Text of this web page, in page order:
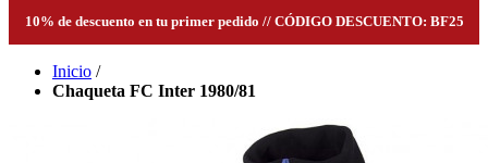
10% de descuento en tu primer pedido // CÓDIGO DESCUENTO: BF25
Inicio /
Chaqueta FC Inter 1980/81